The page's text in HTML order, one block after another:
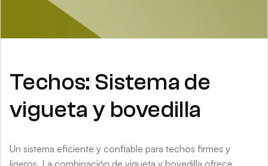
Techos: Sistema de
vigueta y bovedilla
Un sistema eficiente y confiable para techos firmes y
ligeros. La combinación de vigueta y bovedilla ofrece